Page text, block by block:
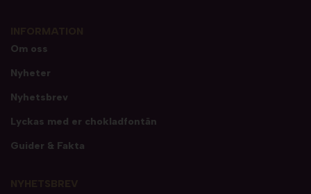
Om oss
Nyheter
Nyhetsbrev
Lyckas med er chokladfontän
Guider & Fakta